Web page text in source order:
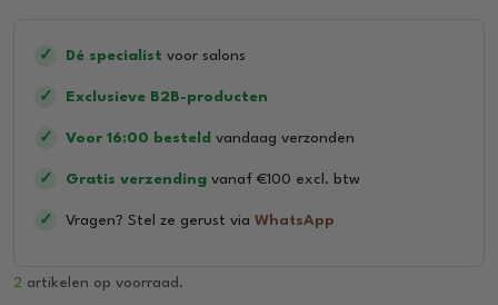
✓ Dé specialist voor salons
✓ Exclusieve B2B-producten
✓ Voor 16:00 besteld vandaag verzonden
✓ Gratis verzending vanaf €100 excl. btw
✓ Vragen? Stel ze gerust via WhatsApp
2 artikelen op voorraad.